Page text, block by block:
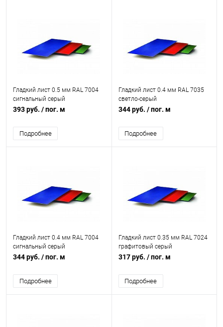
Гладкий лист 0.5 мм RAL 7004
сигнальный серый
393 руб. / пог. м
Подробнее
Гладкий лист 0.4 мм RAL 7035
светло-серый
344 руб. / пог. м
Подробнее
Гладкий лист 0.4 мм RAL 7004
сигнальный серый
344 руб. / пог. м
Подробнее
Гладкий лист 0.35 мм RAL 7024
графитовый серый
317 руб. / пог. м
Подробнее